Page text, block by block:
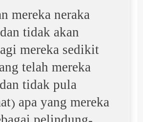
mereka neraka
tidak akan
mereka sedikit
telah mereka
tidak pula
apa yang mereka